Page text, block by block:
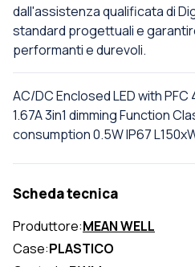
dall'assistenza qualificata di
standard progettuali e
performanti e durevoli.
AC/DC Enclosed LED with
1.67A 3in1 dimming Function
consumption 0.5W IP67
Scheda tecnica
Produttore:MEAN WELL
Case:PLASTICO